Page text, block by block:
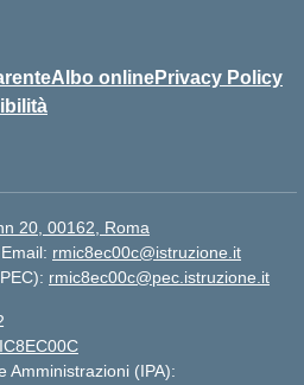
Albo onlinePrivacy Policy
20, 00162, Roma
Email: rmic8ec00c@istruzione.it
rmic8ec00c@pec.istruzione.it
Amministrazioni (IPA):